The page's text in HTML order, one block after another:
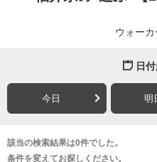
ウォー
日
今日 明
該当の検索結果は0件でした。
条件を変えてお探しください。